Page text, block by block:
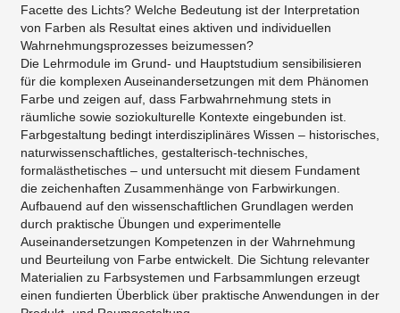
Facette des Lichts? Welche Bedeutung ist der Interpretation
von Farben als Resultat eines aktiven und individuellen
Wahrnehmungsprozesses beizumessen?
Die Lehrmodule im Grund- und Hauptstudium sensibilisieren
für die komplexen Auseinandersetzungen mit dem Phänomen
Farbe und zeigen auf, dass Farbwahrnehmung stets in
räumliche sowie soziokulturelle Kontexte eingebunden ist.
Farbgestaltung bedingt interdisziplinäres Wissen – historisches,
naturwissenschaftliches, gestalterisch-technisches,
formalästhetisches – und untersucht mit diesem Fundament
die zeichenhaften Zusammenhänge von Farbwirkungen.
Aufbauend auf den wissenschaftlichen Grundlagen werden
durch praktische Übungen und experimentelle
Auseinandersetzungen Kompetenzen in der Wahrnehmung
und Beurteilung von Farbe entwickelt. Die Sichtung relevanter
Materialien zu Farbsystemen und Farbsammlungen erzeugt
einen fundierten Überblick über praktische Anwendungen in der